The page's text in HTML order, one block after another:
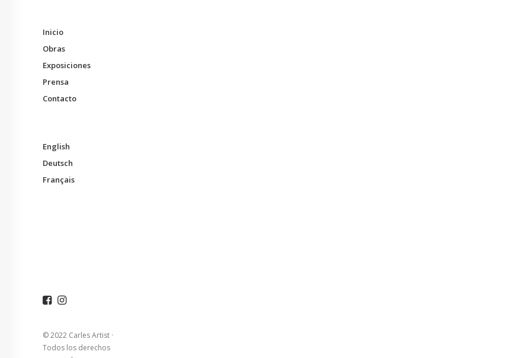
Inicio
Obras
Exposiciones
Prensa
Contacto
English
Deutsch
Français
© 2022 Carles Artist ·
Todos los derechos